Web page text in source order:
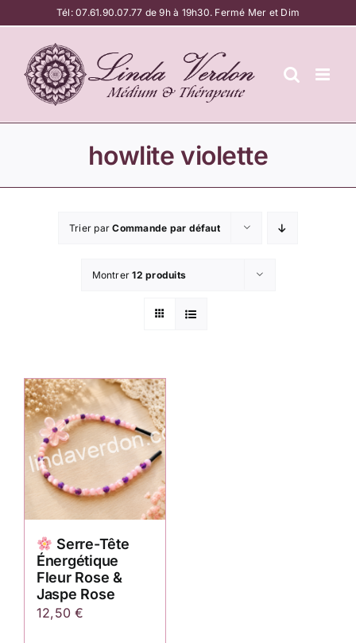
au
contenu
Tél:07.61.90.07.77 de 9h à 19h30. Fermé Mer et Dim
howlite violette
Trier parCommande par défaut
Montrer12 produits
Serre-Tête
Énergétique
Fleur Rose &
Jaspe Rose
12,50€